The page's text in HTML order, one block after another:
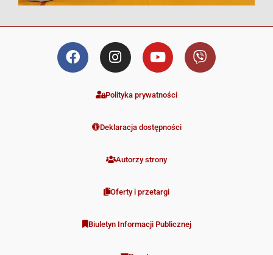
Polityka prywatności
Deklaracja dostępności
Autorzy strony
Oferty i przetargi
Biuletyn Informacji Publicznej